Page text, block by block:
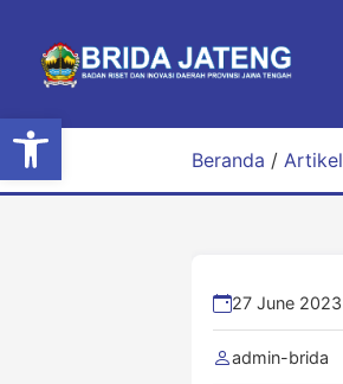
Open toolbar
Beranda / Artikel
27 June 2023
admin-brida